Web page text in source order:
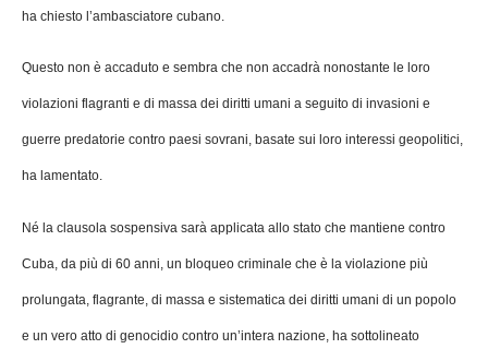
ha chiesto l’ambasciatore cubano.
Questo non è accaduto e sembra che non accadrà nonostante le loro
violazioni flagranti e di massa dei diritti umani a seguito di invasioni e
guerre predatorie contro paesi sovrani, basate sui loro interessi geopolitici,
ha lamentato.
Né la clausola sospensiva sarà applicata allo stato che mantiene contro
Cuba, da più di 60 anni, un bloqueo criminale che è la violazione più
prolungata, flagrante, di massa e sistematica dei diritti umani di un popolo
e un vero atto di genocidio contro un’intera nazione, ha sottolineato